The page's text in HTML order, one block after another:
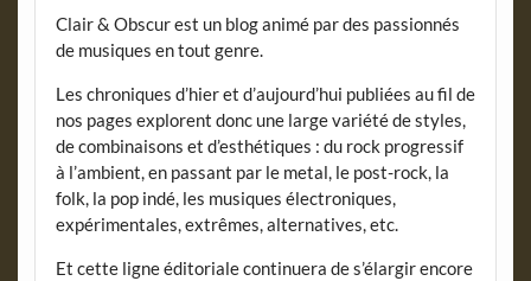
Clair & Obscur est un blog animé par des passionnés
de musiques en tout genre.
Les chroniques d’hier et d’aujourd’hui publiées au fil de
nos pages explorent donc une large variété de styles,
de combinaisons et d’esthétiques : du rock progressif
à l’ambient, en passant par le metal, le post-rock, la
folk, la pop indé, les musiques électroniques,
expérimentales, extrêmes, alternatives, etc.
Et cette ligne éditoriale continuera de s’élargir encore